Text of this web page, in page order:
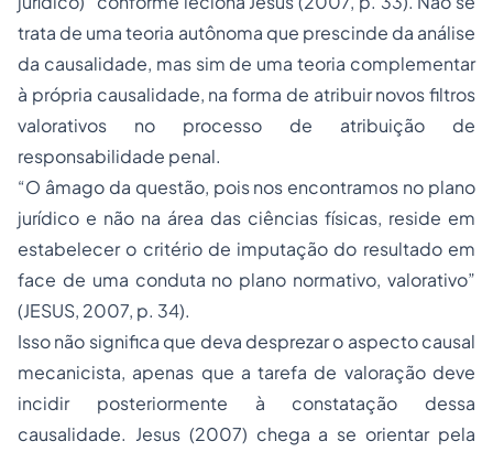
trata de uma teoria autônoma que prescinde da análise
da causalidade, mas sim de uma teoria complementar
à própria causalidade, na forma de atribuir novos filtros
valorativos no processo de atribuição de
responsabilidade penal.
“O âmago da questão, pois nos encontramos no plano
jurídico e não na área das ciências físicas, reside em
estabelecer o critério de imputação do resultado em
face de uma conduta no plano normativo, valorativo”
(JESUS, 2007, p. 34).
Isso não significa que deva desprezar o aspecto causal
mecanicista, apenas que a tarefa de valoração deve
incidir posteriormente à constatação dessa
causalidade. Jesus (2007) chega a se orientar pela